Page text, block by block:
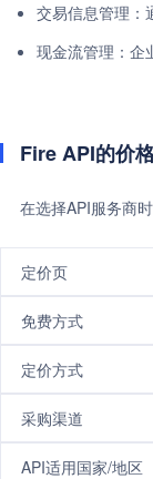
交易信息管理：
现金流管理：企
Fire API的价
在选择API服务商
定价页
免费方式
定价方式
采购渠道
API适用国家/地区